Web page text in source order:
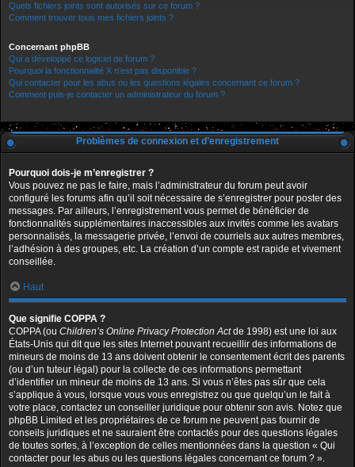
Quels fichiers joints sont autorisés sur ce forum ?
Comment trouver tous mes fichiers joints ?
Concernant phpBB
Qui a développé ce logiciel de forum ?
Pourquoi la fonctionnalité X n’est pas disponible ?
Qui contacter pour les abus ou les questions légales concernant ce forum ?
Comment puis-je contacter un administrateur du forum ?
Problèmes de connexion et d’enregistrement
Pourquoi dois-je m’enregistrer ?
Vous pouvez ne pas le faire, mais l’administrateur du forum peut avoir
configuré les forums afin qu’il soit nécessaire de s’enregistrer pour poster des
messages. Par ailleurs, l’enregistrement vous permet de bénéficier de
fonctionnalités supplémentaires inaccessibles aux invités comme les avatars
personnalisés, la messagerie privée, l’envoi de courriels aux autres membres,
l’adhésion à des groupes, etc. La création d’un compte est rapide et vivement
conseillée.
Haut
Que signifie COPPA ?
COPPA (ou Children’s Online Privacy Protection Actde 1998) est une loi aux
États-Unis qui dit que les sites Internet pouvant recueillir des informations de
mineurs de moins de 13 ans doivent obtenir le consentement écrit des parents
(ou d’un tuteur légal) pour la collecte de ces informations permettant
d’identifier un mineur de moins de 13 ans. Si vous n’êtes pas sûr que cela
s’applique à vous, lorsque vous vous enregistrez ou que quelqu’un le fait à
votre place, contactez un conseiller juridique pour obtenir son avis. Notez que
phpBB Limited et les propriétaires de ce forum ne peuvent pas fournir de
conseils juridiques et ne sauraient être contactés pour des questions légales
de toutes sortes, à l’exception de celles mentionnées dans la question « Qui
contacter pour les abus ou les questions légales concernant ce forum ? ».